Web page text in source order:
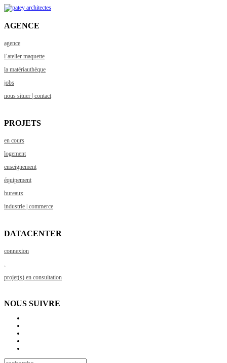
AGENCE
agence
l’atelier maquette
la matériauthèque
jobs
nous situer | contact
PROJETS
en cours
logement
enseignement
équipement
bureaux
industrie | commerce
DATACENTER
connexion
.
projet(s) en consultation
NOUS SUIVRE
recherche: